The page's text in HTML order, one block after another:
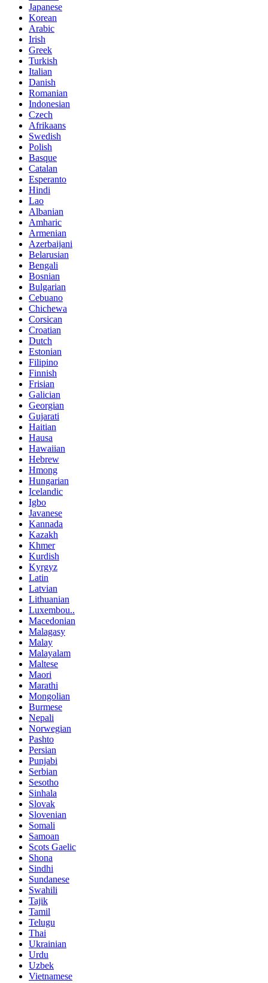
Japanese
Korean
Arabic
Irish
Greek
Turkish
Italian
Danish
Romanian
Indonesian
Czech
Afrikaans
Swedish
Polish
Basque
Catalan
Esperanto
Hindi
Lao
Albanian
Amharic
Armenian
Azerbaijani
Belarusian
Bengali
Bosnian
Bulgarian
Cebuano
Chichewa
Corsican
Croatian
Dutch
Estonian
Filipino
Finnish
Frisian
Galician
Georgian
Gujarati
Haitian
Hausa
Hawaiian
Hebrew
Hmong
Hungarian
Icelandic
Igbo
Javanese
Kannada
Kazakh
Khmer
Kurdish
Kyrgyz
Latin
Latvian
Lithuanian
Luxembou..
Macedonian
Malagasy
Malay
Malayalam
Maltese
Maori
Marathi
Mongolian
Burmese
Nepali
Norwegian
Pashto
Persian
Punjabi
Serbian
Sesotho
Sinhala
Slovak
Slovenian
Somali
Samoan
Scots Gaelic
Shona
Sindhi
Sundanese
Swahili
Tajik
Tamil
Telugu
Thai
Ukrainian
Urdu
Uzbek
Vietnamese